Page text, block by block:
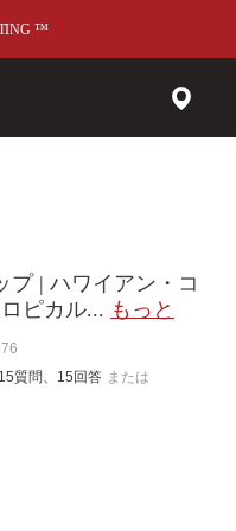
™
プ | ハワイアン・コ
ピカル... もっと
15質問、15回答 または